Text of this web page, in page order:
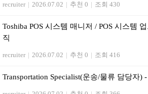
recruiter | 2026.07.02 | 추천 0 | 조회 430
Toshiba POS 시스템 매니저 / POS 시스템
직
recruiter | 2026.07.02 | 추천 0 | 조회 416
Transportation Specialist(운송/물류 담당자)